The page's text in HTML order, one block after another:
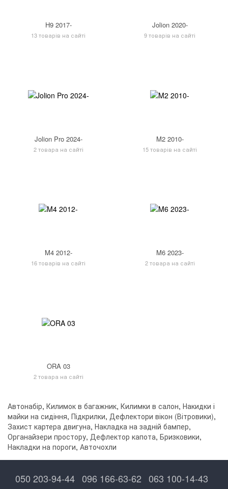
H9 2017-
13 товарів на сайті
Jolion 2020-
9 товарів на сайті
Jolion Pro 2024-
2 товара на сайті
M2 2010-
15 товарів на сайті
M4 2012-
16 товарів на сайті
M6 2023-
2 товара на сайті
ORA 03
2 товара на сайті
Автонабір, Килимок в багажник, Килимки в салон, Накидки і
майки на сидіння, Підкрилки, Дефлектори вікон (Вітровики),
Захист картера двигуна, Накладка на задній бампер,
Органайзери простору, Дефлектор капота, Бризковики,
Накладки на пороги, Авточохли
050 203-94-44 096 166-63-62 063 100-14-43